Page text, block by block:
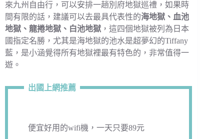
來九州自由行，可以安排一趟別府地獄巡禮，如果時
間有限的話，建議可以去最具代表性的海地獄、血池
地獄、龍捲地獄、白池地獄 ，這四個地獄被列為日本
國指定名勝，尤其是海地獄的池水是超夢幻的Tiffany
藍，是小涵覺得所有地獄裡最有特色的，非常值得一
遊。
出國上網推薦
便宜好用的wifi機，一天只要89元